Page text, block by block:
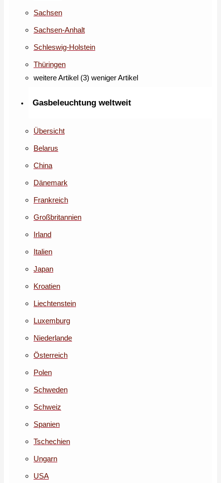
Sachsen
Sachsen-Anhalt
Schleswig-Holstein
Thüringen
weitere Artikel (3) weniger Artikel
Gasbeleuchtung weltweit
Übersicht
Belarus
China
Dänemark
Frankreich
Großbritannien
Irland
Italien
Japan
Kroatien
Liechtenstein
Luxemburg
Niederlande
Österreich
Polen
Schweden
Schweiz
Spanien
Tschechien
Ungarn
USA